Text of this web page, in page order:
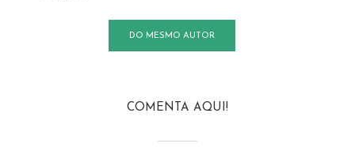
DO MESMO AUTOR
COMENTA AQUI!